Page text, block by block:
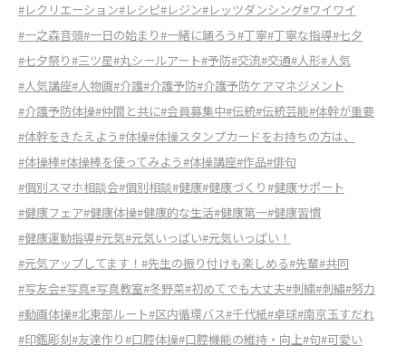
#レクリエーション#レシピ#レジン#レッツダンシング#ワイワイ
#一之森音頭#一日の始まり#一緒に踊ろう#丁寧#丁寧な指導#七夕
#七夕祭り#三ツ星#丸シールアート#予防#交流#交通#人形#人気
#人気講座#人物画#介護#介護予防#介護予防ケアマネジメント
#介護予防体操#仲間と共に#会員募集中#伝統#伝統芸能#体幹が重要
#体幹をきたえよう#体操#体操スタンプカードをお持ちの方は、
#体操棒#体操棒を使ってみよう#体操講座#作品#俳句
#個別スマホ相談会#個別相談#健康#健康づくり#健康サポート
#健康フェア#健康体操#健康的な生活#健康第一#健康習慣
#健康運動指導#元気#元気いっぱい#元気いっぱい！
#元気アップしてます！ #先生の振り付けも楽しめる#先輩#共同
#写友会#写真#写真教室#冬野菜#初めてでも大丈夫#刺繍#刺繡#努力
#動画体操#北東部ルート#区内循環バス#千代紙#卓球#南京玉すだれ
#印鑑彫刻#友達作り#口腔体操#口腔機能の維持・向上#句#可愛い